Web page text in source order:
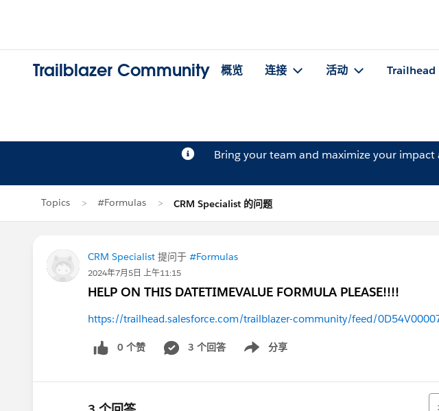
Trailblazer Community 概览 连接 活动 Trailhead
Bring your team and maximize your impact
Topics #Formulas CRM Specialist 的问题
CRM Specialist 提问于 #Formulas
2024年7月5日 上午11:15
HELP ON THIS DATETIMEVALUE FORMULA PLEASE!!!!
https://trailhead.salesforce.com/trailblazer-community/feed/
0 个赞 3 个回答 分享
Show menu